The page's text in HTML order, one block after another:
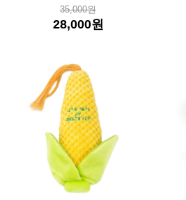
35,000원
28,000원